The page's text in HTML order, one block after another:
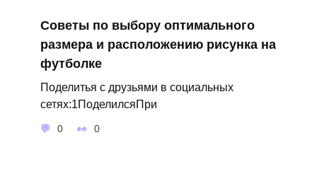
Советы по выбору оптимального
размера и расположению рисунка на
футболке
Поделитья с друзьями в социальных
сетях:1ПоделилсяПри
0 0